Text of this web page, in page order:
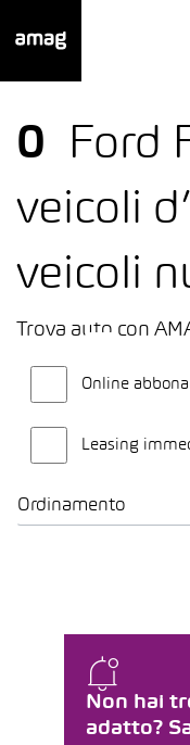
0
Ford
veicoli
veicoli
Trova auto con
Online
Leasing
Ordinamento
Non hai
adatto?